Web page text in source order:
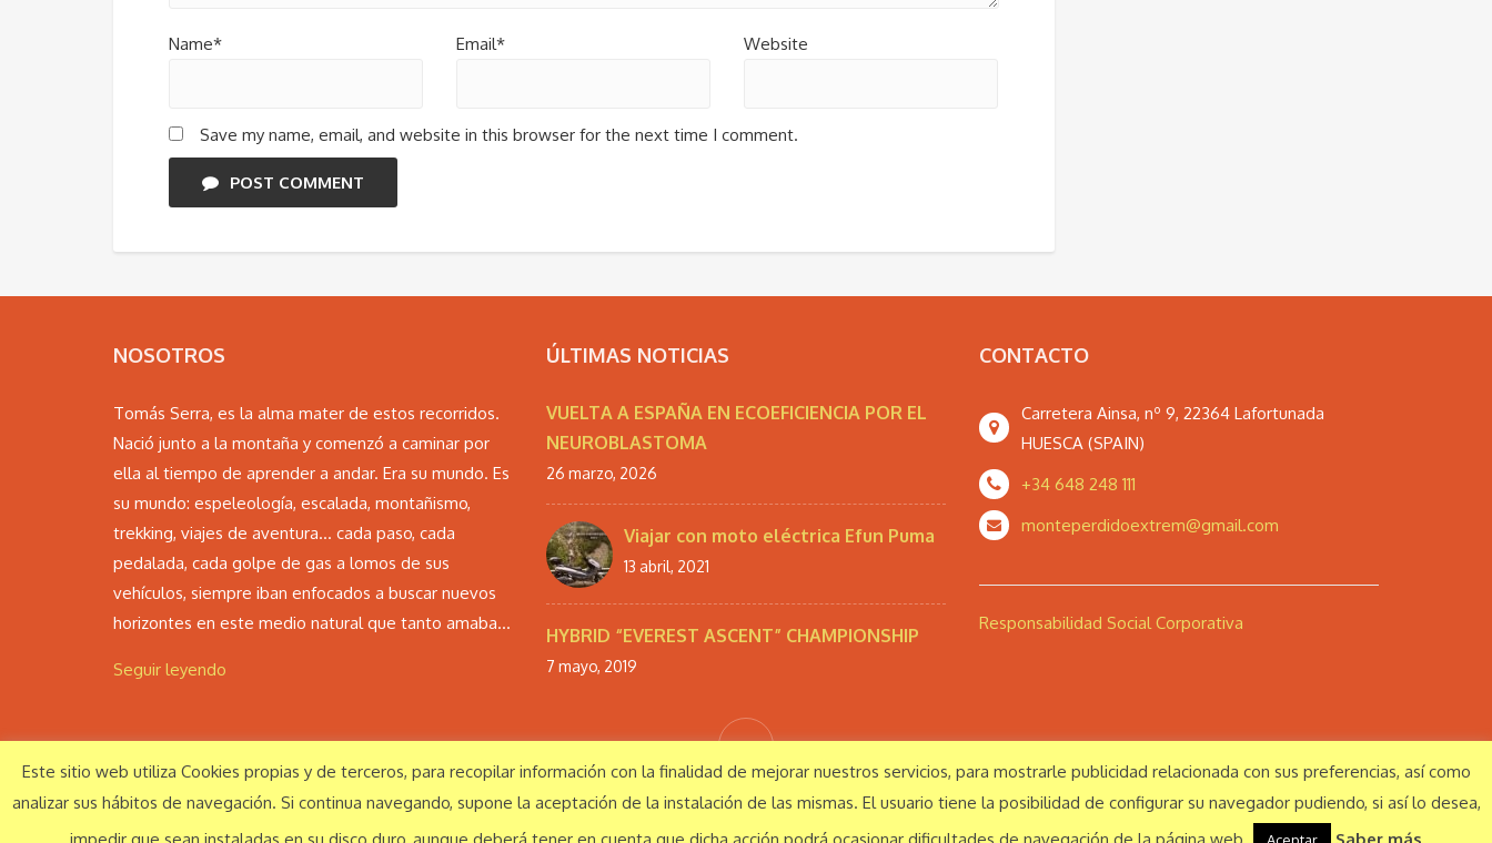
Name* Email* Website
Save my name, email, and website in this browser for the next time I comment.
POST COMMENT
NOSOTROS
Tomás Serra, es la alma mater de estos recorridos.
Nació junto a la montaña y comenzó a caminar por
ella al tiempo de aprender a andar. Era su mundo. Es
su mundo: espeleología, escalada, montañismo,
trekking, viajes de aventura… cada paso, cada
pedalada, cada golpe de gas a lomos de sus
vehículos, siempre iban enfocados a buscar nuevos
horizontes en este medio natural que tanto amaba...
Seguir leyendo
ÚLTIMAS NOTICIAS
VUELTA A ESPAÑA EN ECOEFICIENCIA POR EL
NEUROBLASTOMA
26 marzo, 2026
Viajar con moto eléctrica Efun Puma
13 abril, 2021
HYBRID “EVEREST ASCENT” CHAMPIONSHIP
7 mayo, 2019
CONTACTO
Carretera Ainsa, nº 9, 22364 Lafortunada
HUESCA (SPAIN)
+34 648 248 111
monteperdidoextrem@gmail.com
Responsabilidad Social Corporativa
© Monte Perdido Extrem S.L. 2016 Todos los derechos reservados Aviso legal Política de privacidad
Este sitio web utiliza Cookies propias y de terceros, para recopilar información con la finalidad de mejorar nuestros servicios, para mostrarle publicidad relacionada con sus preferencias, así como
analizar sus hábitos de navegación. Si continua navegando, supone la aceptación de la instalación de las mismas. El usuario tiene la posibilidad de configurar su navegador pudiendo, si así lo desea,
Español